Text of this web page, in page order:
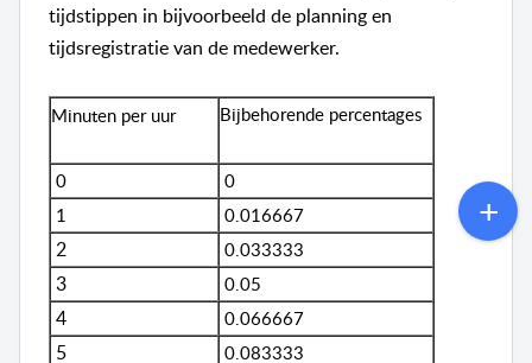
tijdstippen in bijvoorbeeld de planning en
tijdsregistratie van de medewerker.
Minuten per uur Bijbehorende percentages
0
0
1
0.016667
2 0.033333
3 0.05
4 0.066667
5 0.083333